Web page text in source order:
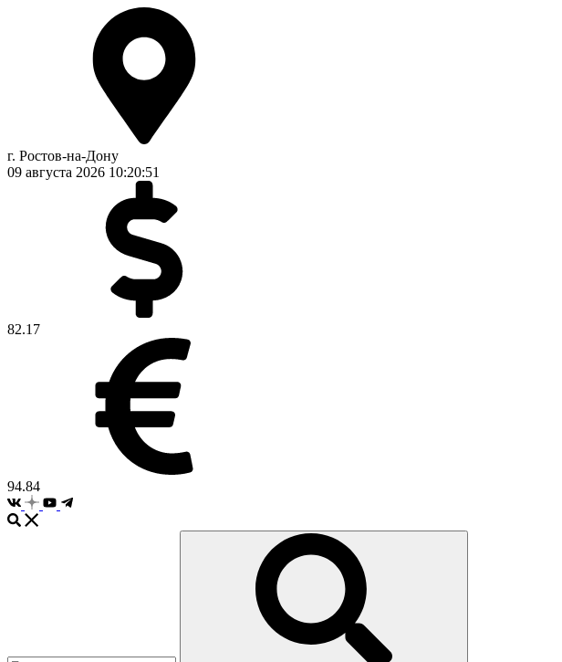
г. Ростов-на-Дону
09 августа 2026 10:20:52
82.17
94.84